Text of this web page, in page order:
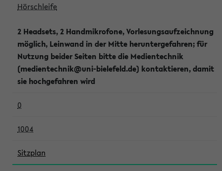
Hörschleife
2 Headsets, 2 Handmikrofone, Vorlesungsaufzeichnung
möglich, Leinwand in der Mitte heruntergefahren; für
Nutzung beider Seiten bitte die Medientechnik
(medientechnik@uni-bielefeld.de) kontaktieren, damit
sie hochgefahren wird
0
1004
Sitzplan